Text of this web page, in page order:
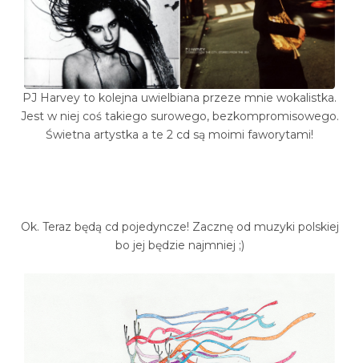
PJ Harvey to kolejna uwielbiana przeze mnie wokalistka.
Jest w niej coś takiego surowego, bezkompromisowego.
Świetna artystka a te 2 cd są moimi faworytami!
Ok. Teraz będą cd pojedyncze! Zacznę od muzyki polskiej
bo jej będzie najmniej ;)